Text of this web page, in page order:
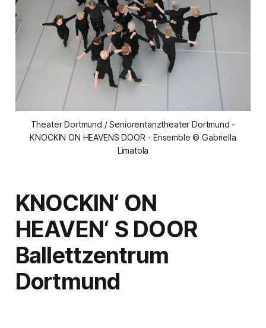
Theater Dortmund / Seniorentanztheater Dortmund -
KNOCKIN ON HEAVENS DOOR - Ensemble © Gabriella
Limatola
KNOCKIN‘ ON
HEAVEN‘ S DOOR
Ballettzentrum
Dortmund